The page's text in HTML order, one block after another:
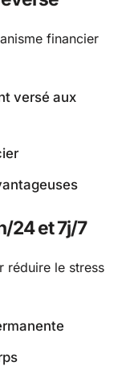
financier
versé aux
24 et 7j/7
réduire le stress